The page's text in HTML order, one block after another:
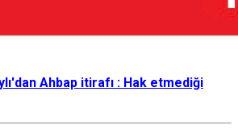
Ahbap itirafı : Hak etmediği